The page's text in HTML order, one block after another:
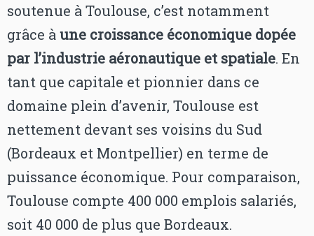
soutenue à Toulouse, c’est notamment
grâce àune croissance économique dopée
par l’industrie aéronautique et spatiale. En
tant que capitale et pionnier dans ce
domaine plein d’avenir, Toulouse est
nettement devant ses voisins du Sud
(Bordeaux et Montpellier) en terme de
puissance économique. Pour comparaison,
Toulouse compte 400 000 emplois salariés,
soit 40 000 de plus que Bordeaux.